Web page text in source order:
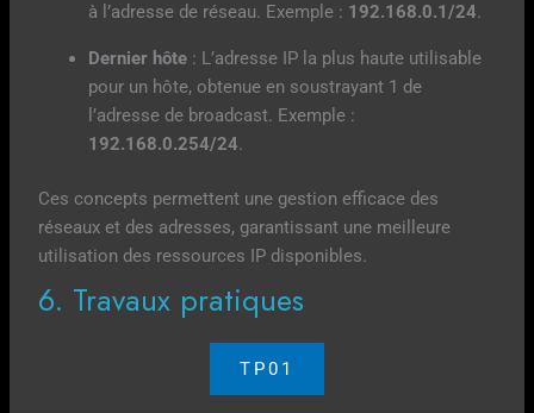
à l’adresse de réseau. Exemple : 192.168.0.1/24.
Dernier hôte : L’adresse IP la plus haute utilisable
pour un hôte, obtenue en soustrayant 1 de
l’adresse de broadcast. Exemple :
192.168.0.254/24.
Ces concepts permettent une gestion efficace des
réseaux et des adresses, garantissant une meilleure
utilisation des ressources IP disponibles.
6. Travaux pratiques
TP01